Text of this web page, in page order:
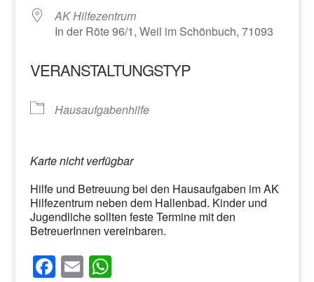
AK Hilfezentrum
In der Röte 96/1, Weil im Schönbuch, 71093
VERANSTALTUNGSTYP
Hausaufgabenhilfe
Karte nicht verfügbar
Hilfe und Betreuung bei den Hausaufgaben im AK
Hilfezentrum neben dem Hallenbad. Kinder und
Jugendliche sollten feste Termine mit den
BetreuerInnen vereinbaren.
F E W